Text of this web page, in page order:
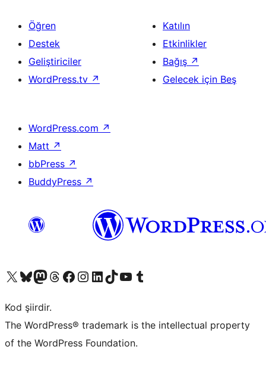
Öğren
Destek
Geliştiriciler
WordPress.tv ↗
Katılın
Etkinlikler
Bağış ↗
Gelecek için Beş
WordPress.com ↗
Matt ↗
bbPress ↗
BuddyPress ↗
X (eski Twitter) hesabımıza bakın
Bluesky hesabımızı ziyaret edinMastodon hesabımızı ziyaret edinThreads hesabımızı ziyaret edinFacebook sayfamızı ziyaret edinInstagram hesabımızı ziyaret edinLinkedIn hesabımızı ziyaret edinTikTok hesabımızı ziyaret edinYouTube kanalımızı ziyaret edinTumblr hesabımızı ziyaret edin
Kod şiirdir.
The WordPress® trademark is the intellectual property
of the WordPress Foundation.